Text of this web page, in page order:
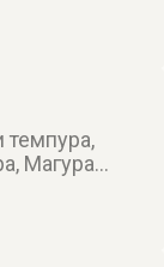
темпура,
Магура